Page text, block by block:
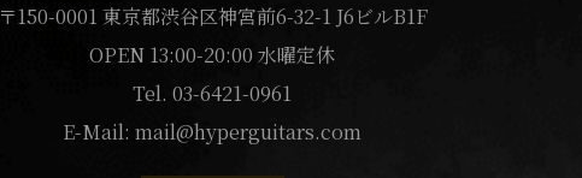
〒150-0001 東京都渋谷区神宮前6-32-1 J6ビルB1F
OPEN 13:00-20:00 水曜定休
Tel. 03-6421-0961
E-Mail: mail@hyperguitars.com